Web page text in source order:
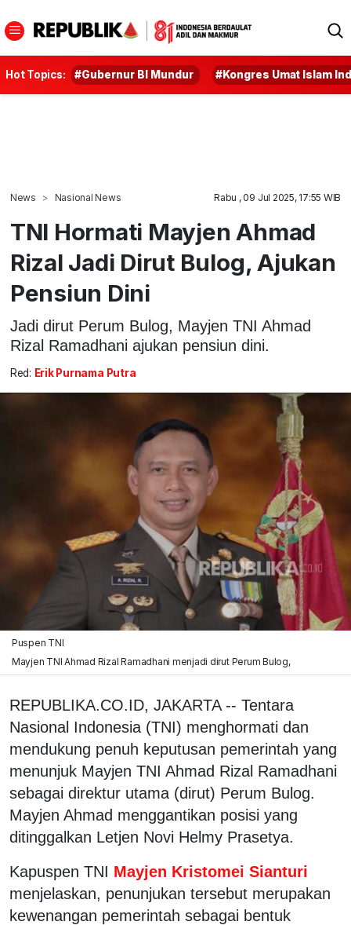
Hot Topics: #Gubernur BI Mundur #Kongres Umat Islam
News Nasional News Rabu , 09 Jul 2025, 17:55 WIB
TNI Hormati Mayjen Ahmad
Rizal Jadi Dirut Bulog, Ajukan
Pensiun Dini
Jadi dirut Perum Bulog, Mayjen TNI Ahmad
Rizal Ramadhani ajukan pensiun dini.
Red: Erik Purnama Putra
Puspen TNI
Mayjen TNI Ahmad Rizal Ramadhani menjadi dirut Perum Bulog,
REPUBLIKA.CO.ID, JAKARTA -- Tentara
Nasional Indonesia (TNI) menghormati dan
mendukung penuh keputusan pemerintah yang
menunjuk Mayjen TNI Ahmad Rizal Ramadhani
sebagai direktur utama (dirut) Perum Bulog.
Mayjen Ahmad menggantikan posisi yang
ditinggalkan Letjen Novi Helmy Prasetya.
Kapuspen TNI Mayjen Kristomei Sianturi
menjelaskan, penunjukan tersebut merupakan
kewenangan pemerintah sebagai bentuk